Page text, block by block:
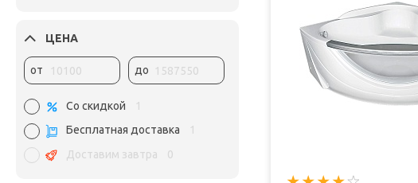
ЦЕНА
от до
Со скидкой
1
Бесплатная доставка
1
Доставим завтра
0